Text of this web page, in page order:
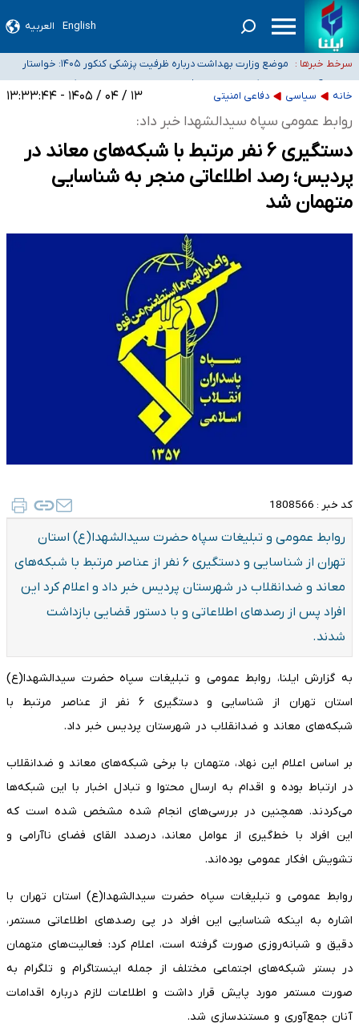
English العربیه
سرخط خبرها :
۴۰ تا ۵۰ روز گرمای نسبی در پیش داریم/ دمای تهران به ۳۸ درجه می‌رسد
موضع وزارت بهداشت درباره ظرفیت پزشکی کنکور ۱۴۰۵: خواستار
دکترای تخصصی جغرافیای نظامی دافوس آجا
خبرنگاران راویان حقیقت با دغدغه نان، مسکن و بیمه
آخرین وضعیت شیوع عفونت‌های تنفسی در کشور/ خوزستان و کرمان بالاتر از
خانه سیاسی دفاعی امنیتی ۱۳ / ۰۴ / ۱۴۰۵ - ۱۳:۳۳:۴۴
روابط عمومی سپاه سیدالشهدا خبر داد:
دستگیری ۶ نفر مرتبط با شبکه‌های معاند در
پردیس؛ رصد اطلاعاتی منجر به شناسایی
متهمان شد
کد خبر : 1808566
روابط عمومی و تبلیغات سپاه حضرت سیدالشهدا(ع) استان
تهران از شناسایی و دستگیری ۶ نفر از عناصر مرتبط با شبکه‌های
معاند و ضدانقلاب در شهرستان پردیس خبر داد و اعلام کرد این
افراد پس از رصدهای اطلاعاتی و با دستور قضایی بازداشت
شدند.
به گزارش ایلنا، روابط عمومی و تبلیغات سپاه حضرت سیدالشهدا(ع)
استان تهران از شناسایی و دستگیری ۶ نفر از عناصر مرتبط با
شبکه‌های معاند و ضدانقلاب در شهرستان پردیس خبر داد.
بر اساس اعلام این نهاد، متهمان با برخی شبکه‌های معاند و ضدانقلاب
در ارتباط بوده و اقدام به ارسال محتوا و تبادل اخبار با این شبکه‌ها
می‌کردند. همچنین در بررسی‌های انجام شده مشخص شده است که
این افراد با خط‌گیری از عوامل معاند، درصدد القای فضای ناآرامی و
تشویش افکار عمومی بوده‌اند.
روابط عمومی و تبلیغات سپاه حضرت سیدالشهدا(ع) استان تهران با
اشاره به اینکه شناسایی این افراد در پی رصدهای اطلاعاتی مستمر،
دقیق و شبانه‌روزی صورت گرفته است، اعلام کرد: فعالیت‌های متهمان
در بستر شبکه‌های اجتماعی مختلف از جمله اینستاگرام و تلگرام به
صورت مستمر مورد پایش قرار داشت و اطلاعات لازم درباره اقدامات
آنان جمع‌آوری و مستندسازی شد.